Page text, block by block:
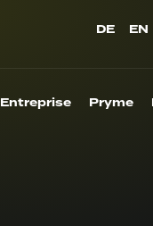
DE EN
Entreprise Pryme